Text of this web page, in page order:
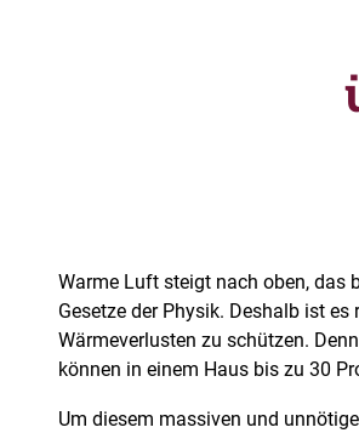
Warme Luft steigt nach oben, das
Gesetze der Physik. Deshalb ist
Wärmeverlusten zu schützen.
können in einem Haus bis zu 30
Um diesem massiven und